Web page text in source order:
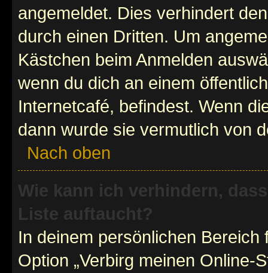
angemeldet. Dies verhindert
durch einen Dritten. Um
Kästchen beim Anmelden
wenn du dich an einem
Internetcafé, befindest. Wenn
dann wurde sie vermutlich von
Nach oben
Wie kann ich verhindern,
Liste auftaucht?
In deinem persönlichen
Option „Verbirg meinen Online-